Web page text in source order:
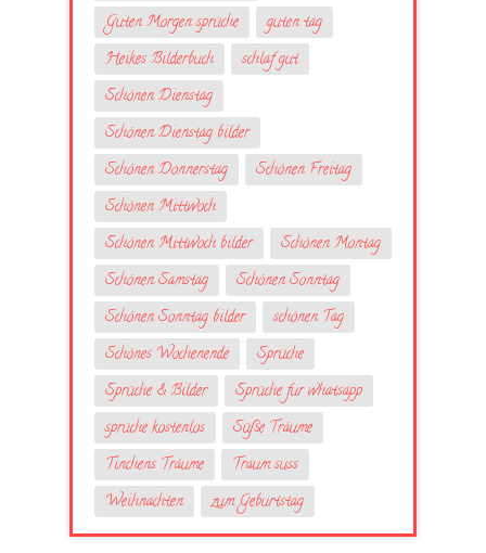
Guten Morgen sprüche
guten tag
Heikes Bilderbuch
schlaf gut
Schönen Dienstag
Schönen Dienstag bilder
Schönen Donnerstag
Schönen Freitag
Schönen Mittwoch
Schönen Mittwoch bilder
Schönen Montag
Schönen Samstag
Schönen Sonntag
Schönen Sonntag bilder
schönen Tag
Schönes Wochenende
Sprüche
Sprüche & Bilder
Sprüche fur whatsapp
sprüche kostenlos
Süße Träume
Tinchens Träume
Traum suss
Weihnachten
zum Geburtstag